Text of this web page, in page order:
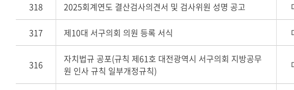
318 2025회계연도 결산검사의견서 및 검사위원 성명 공고
317 제10대 서구의회 의원 등록 서식
316
자치법규 공포(규칙 제61호 대전광역시 서구의회 지방공무
원 인사 규칙 일부개정규칙)